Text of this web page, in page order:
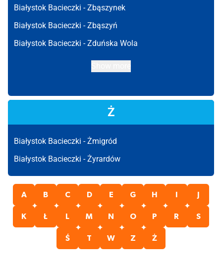
Białystok Bacieczki -Zbąszynek
Białystok Bacieczki -Zbąszyń
Białystok Bacieczki -Zduńska Wola
Ż
Białystok Bacieczki -Żmigród
Białystok Bacieczki -Żyrardów
A B C D E G H
K Ł L M N O P R S
Ś T W Z Ż